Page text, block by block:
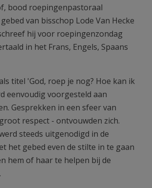
bood roepingenpastoraal
van bisschop Lode Van Hecke
hij voor roepingenzondag
in het Frans, Engels, Spaans
titel 'God, roep je nog? Hoe kan ik
eenvoudig voorgesteld aan
Gesprekken in een sfeer van
respect - ontvouwden zich.
steeds uitgenodigd in de
het gebed even de stilte in te gaan
hem of haar te helpen bij de